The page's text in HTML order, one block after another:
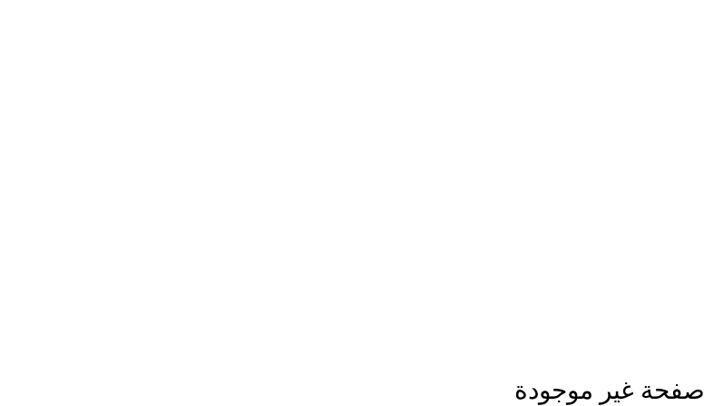
صفحة غير موجودة